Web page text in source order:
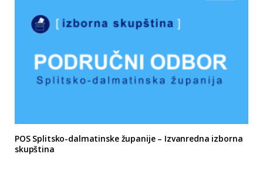
POS Splitsko-dalmatinske županije – Izvanredna izborna
skupština